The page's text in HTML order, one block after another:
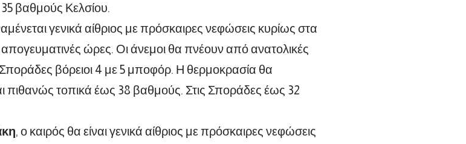
βαθμούς Κελσίου.
γενικά αίθριος με πρόσκαιρες νεφώσεις κυρίως στα
απογευματινές ώρες. Οι άνεμοι θα πνέουν από ανατολικές
Σποράδες βόρειοι 4 με 5 μποφόρ. Η θερμοκρασία θα
πιθανώς τοπικά έως 38 βαθμούς. Στις Σποράδες έως 32
, ο καιρός θα είναι γενικά αίθριος με πρόσκαιρες νεφώσεις